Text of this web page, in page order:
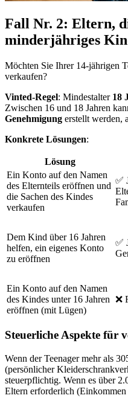
Fall Nr. 2: Eltern,
minderjähriges
Möchten Sie Ihrer 14-jährigen
verkaufen?
Vinted-Regel: Mindestalter 18
Zwischen 16 und 18 Jahren
Genehmigung erstellt werden,
Konkrete Lösungen:
Lösung
Ein Konto auf den Namen
des Elternteils eröffnen und
die Sachen des Kindes
verkaufen
✅
Dem Kind über 16 Jahren
helfen, ein eigenes Konto
zu eröffnen
✅
Ein Konto auf den Namen
des Kindes unter 16 Jahren
eröffnen (mit Lügen)
❌
Steuerliche Aspekte für
Wenn der Teenager mehr als
(persönlicher
steuerpflichtig. Wenn es über
Eltern erforderlich (Einkommen